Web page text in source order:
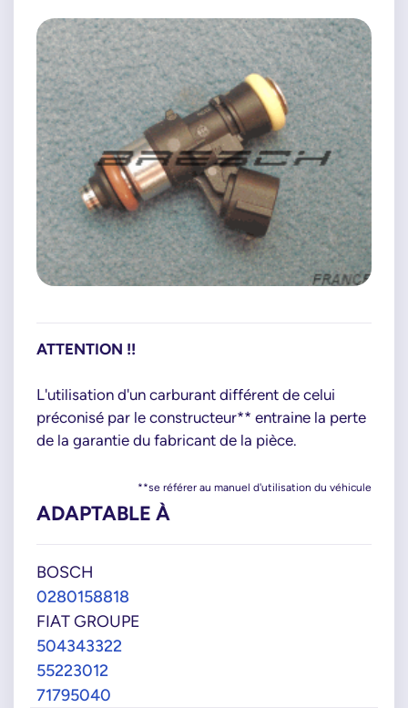
ATTENTION !!
L'utilisation d'un carburant différent de celui
préconisé par le constructeur** entraine la perte
de la garantie du fabricant de la pièce.
**se référer au manuel d'utilisation du véhicule
ADAPTABLE À
BOSCH
0280158818
FIAT GROUPE
504343322
55223012
71795040